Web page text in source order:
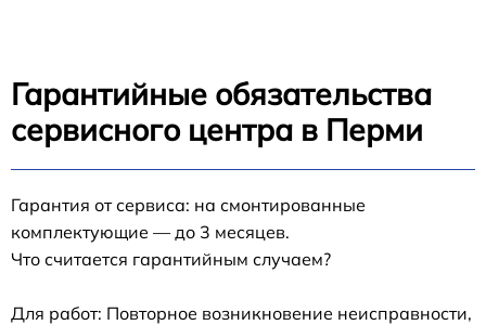
Гарантийные обязательства
сервисного центра в Перми
Гарантия от сервиса: на смонтированные
комплектующие — до 3 месяцев.
Что считается гарантийным случаем?
Для работ: Повторное возникновение неисправности,